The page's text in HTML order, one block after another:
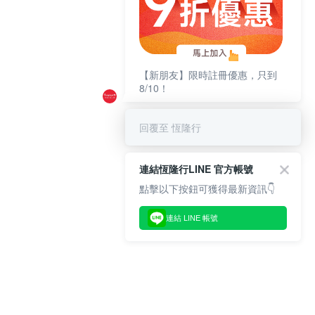
【新朋友】限時註冊優惠，只到
8/10！
回覆至 恆隆行
連結恆隆行LINE 官方帳號
點擊以下按鈕可獲得最新資訊👇
連結 LINE 帳號